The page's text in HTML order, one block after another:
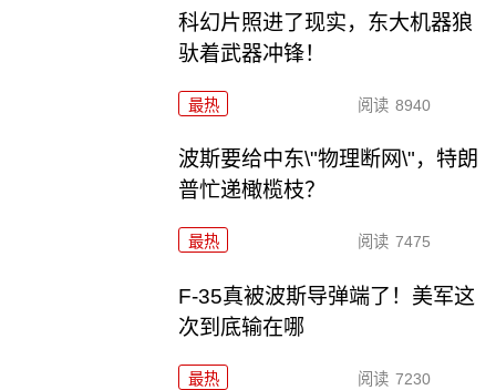
科幻片照进了现实，东大机器狼
驮着武器冲锋！
最热 阅读 8940
波斯要给中东\"物理断网\"，特朗
普忙递橄榄枝？
最热 阅读 7475
F-35真被波斯导弹端了！美军这
次到底输在哪
最热 阅读 7230